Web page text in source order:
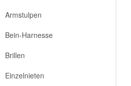
Armstulpen
Bein-Harnesse
Brillen
Einzelnieten